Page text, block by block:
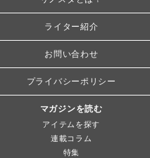
ライター紹介
お問い合わせ
プライバシーポリシー
マガジンを読む
アイテムを探す
連載コラム
特集